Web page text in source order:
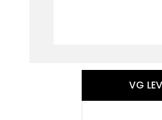
VG